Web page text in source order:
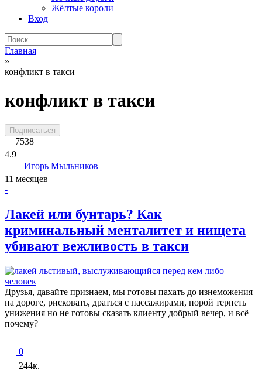
Жёлтые короли
Вход
Search
for:
Главная
»
конфликт в такси
конфликт в такси
Подписаться
7538
4.9
Игорь Мыльников
11 месяцев
-
Лакей или бунтарь? Как
криминальный менталитет и нищета
убивают вежливость в такси
Друзья, давайте признаем, мы готовы пахать до изнеможения
на дороге, рисковать, драться с пассажирами, порой терпеть
унижения но не готовы сказать клиенту добрый вечер, и всё
почему?
0
244к.